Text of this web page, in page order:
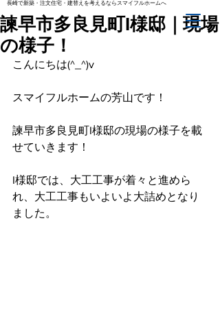
長崎で新築・注文住宅・建替えを考えるならスマイフルホームへ
諫早市多良見町I様邸｜現場
の様子！
こんにちは(^_^)v
スマイフルホームの芳山です！
諫早市多良見町I様邸の現場の様子を載
せていきます！
I様邸では、大工工事が着々と進めら
れ、大工工事もいよいよ大詰めとなり
ました。